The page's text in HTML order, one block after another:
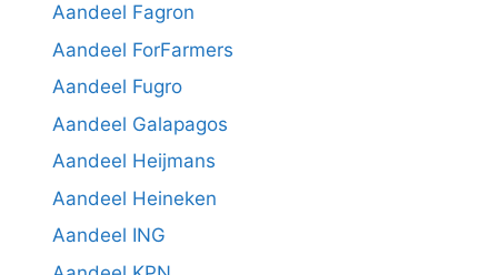
Aandeel Fagron
Aandeel ForFarmers
Aandeel Fugro
Aandeel Galapagos
Aandeel Heijmans
Aandeel Heineken
Aandeel ING